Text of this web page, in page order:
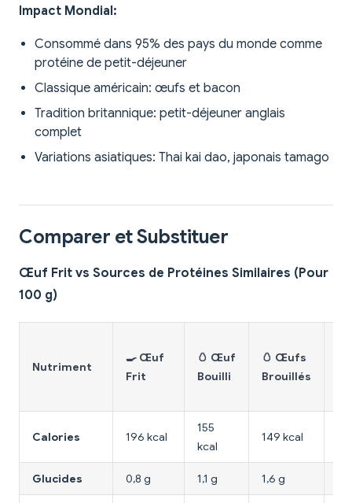
Impact Mondial:
Consommé dans 95% des pays du monde comme
protéine de petit-déjeuner
Classique américain: œufs et bacon
Tradition britannique: petit-déjeuner anglais
complet
Variations asiatiques: Thai kai dao, japonais tamago
Comparer et Substituer
Œuf Frit vs Sources de Protéines Similaires (Pour
100 g)
Nutriment
🍳 Œuf
Frit
🥚 Œuf
Bouilli
🥚 Œufs
Brouillés
Calories 196 kcal
155
kcal
149 kcal
Glucides 0,8 g 1,1 g 1,6 g